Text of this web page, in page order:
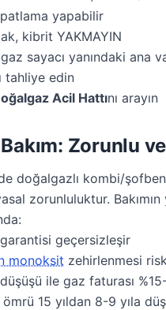
patlama yapabilir
kibrit YAKMAYIN
sayacı yanındaki ana
tahliye edin
Acil Hattını arayın
Bakım: Zorunlu
doğalgazlı kombi/
zorunluluktur. Bakımın
geçersizleşir
monoksit zehirlenmesi
ile gaz faturası
15 yıldan 8-9 yıla